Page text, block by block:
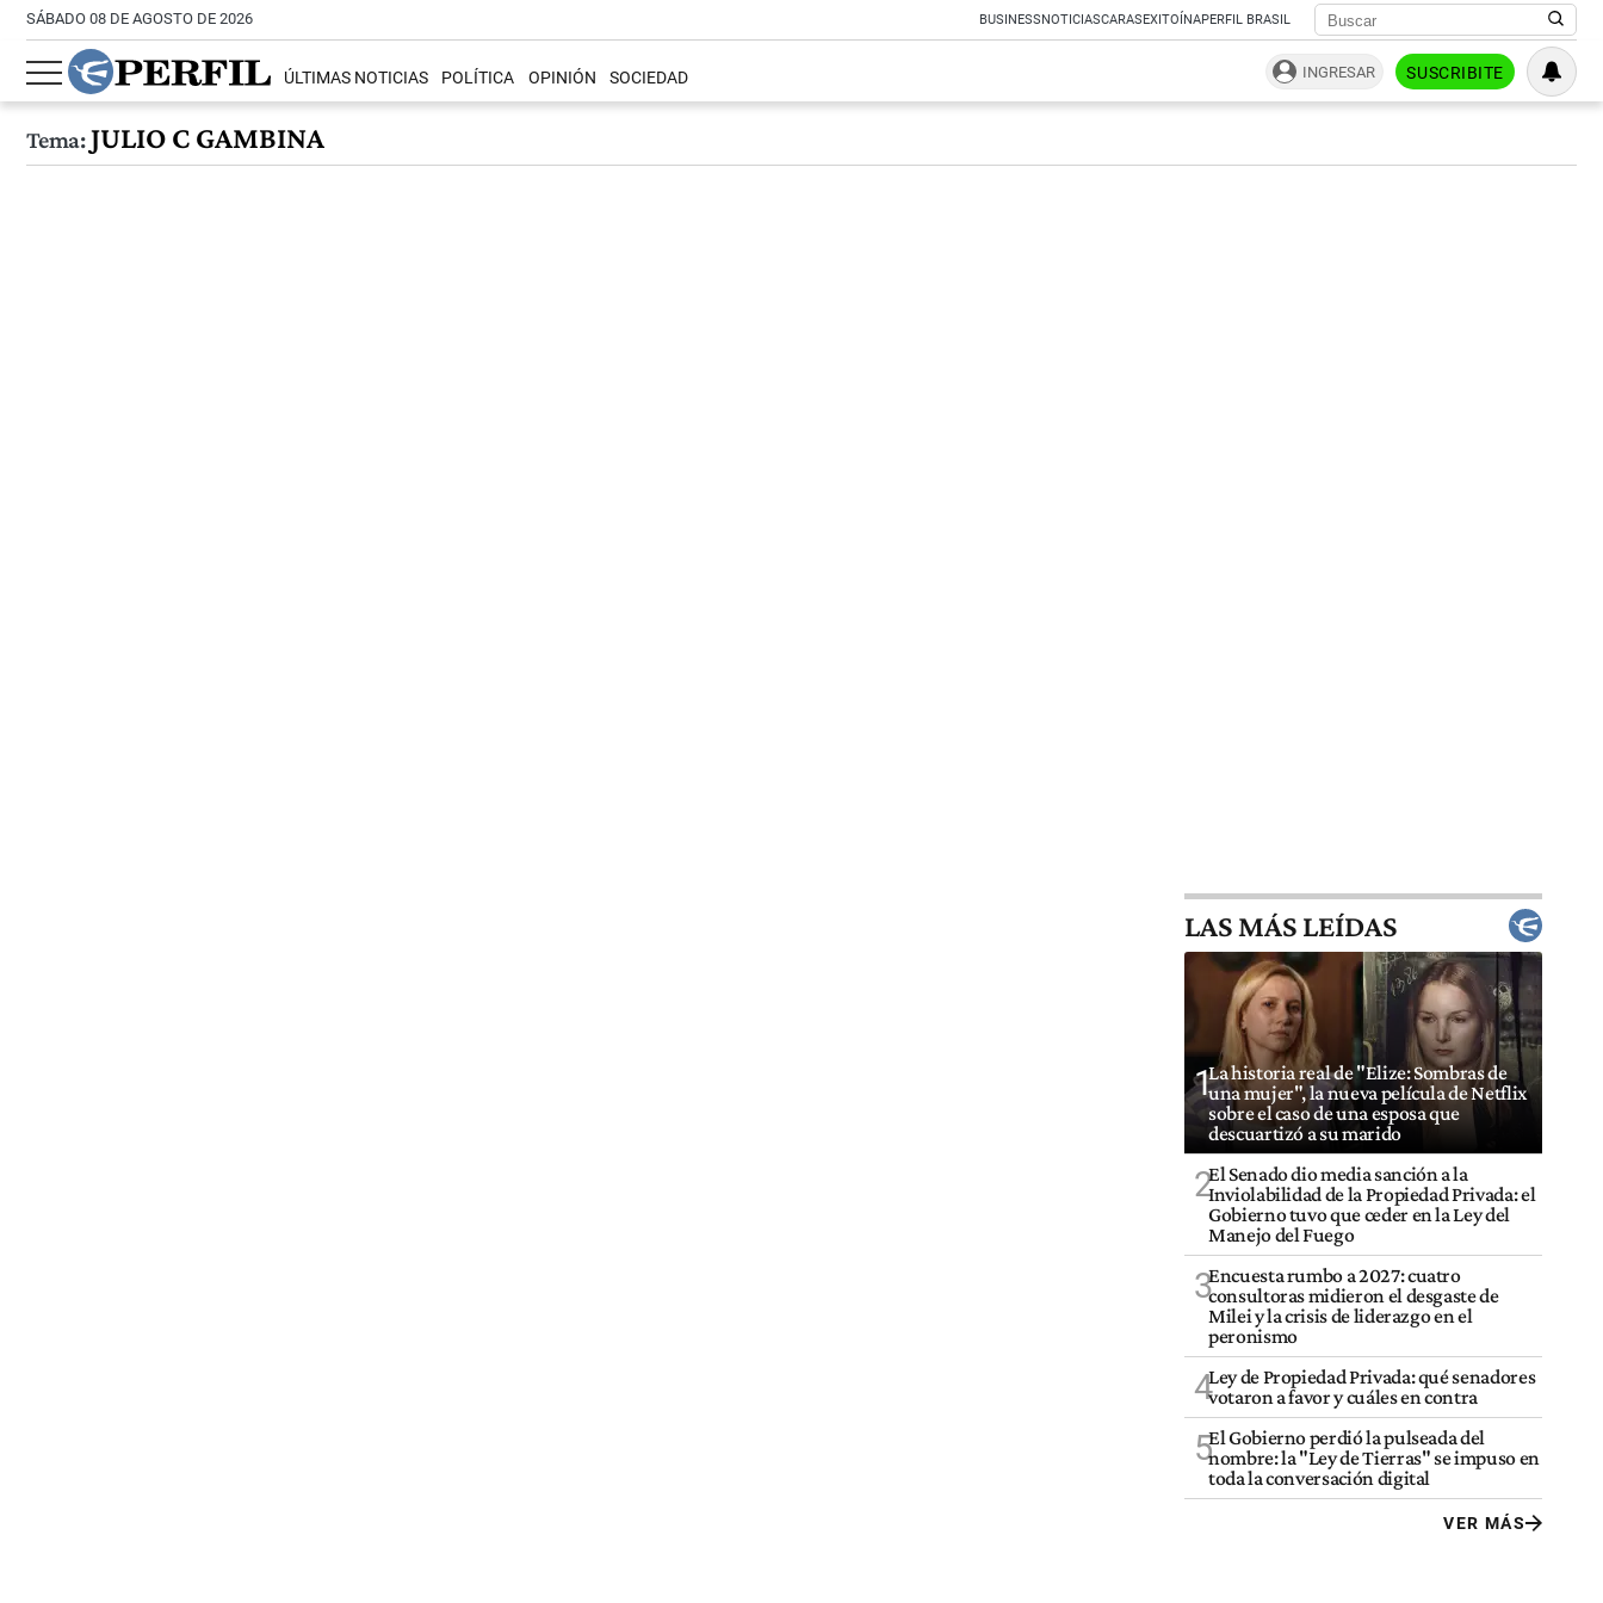
SÁBADO 08 DE AGOSTO DE 2026 BUSINESSNOTICIASCARASEXITOÍNAPERFIL BRASIL
ÚLTIMAS NOTICIAS POLÍTICA OPINIÓN SOCIEDAD INGRESAR SUSCRIBITE
Tema:JULIO C GAMBINA
LAS MÁS LEÍDAS
1La historia real de "Elize: Sombras de
una mujer", la nueva película de Netflix
sobre el caso de una esposa que
descuartizó a su marido
2El Senado dio media sanción a la
Inviolabilidad de la Propiedad Privada: el
Gobierno tuvo que ceder en la Ley del
Manejo del Fuego
3Encuesta rumbo a 2027: cuatro
consultoras midieron el desgaste de
Milei y la crisis de liderazgo en el
peronismo
4Ley de Propiedad Privada: qué senadores
votaron a favor y cuáles en contra
5El Gobierno perdió la pulseada del
nombre: la "Ley de Tierras" se impuso en
toda la conversación digital
VER MÁS